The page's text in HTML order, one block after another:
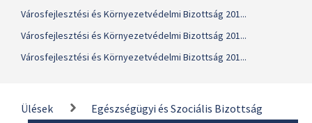
Városfejlesztési és Környezetvédelmi Bizottság 201...
Városfejlesztési és Környezetvédelmi Bizottság 201...
Városfejlesztési és Környezetvédelmi Bizottság 201...
Ülések
Egészségügyi és Szociális Bizottság